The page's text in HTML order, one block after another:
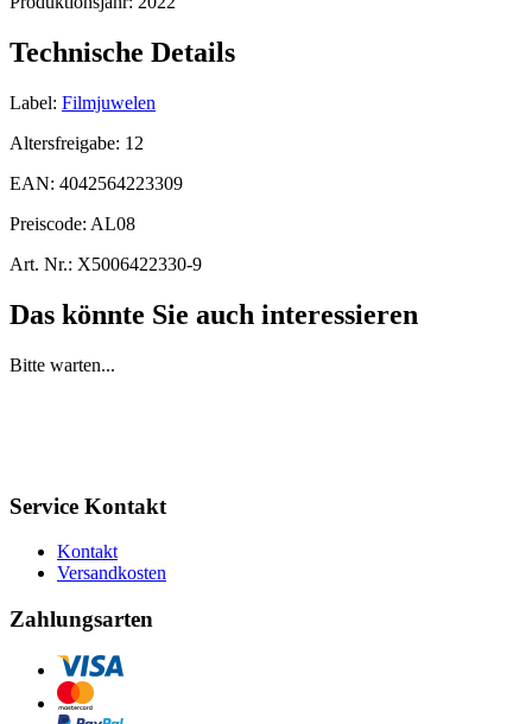
Technische Details
Label: Filmjuwelen
Altersfreigabe: 12
EAN: 4042564223309
Preiscode: AL08
Art. Nr.: X5006422330-9
Das könnte Sie auch interessieren
Bitte warten...
Service Kontakt
Kontakt
Versandkosten
Zahlungsarten